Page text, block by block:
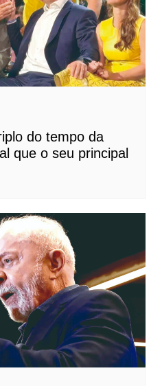
do tempo da
que o seu principal